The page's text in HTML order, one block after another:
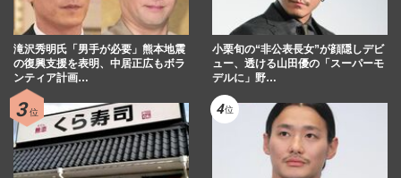
滝沢秀明氏「男手が必要」熊本地震
の復興支援を表明、中居正広もボラ
ンティア計画…
小栗旬の“非公表長女”が顔隠しデビ
ュー、透ける山田優の「スーパーモ
デルに」野…